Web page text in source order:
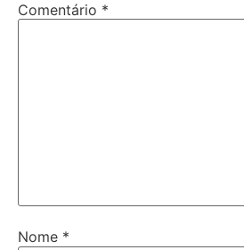
Comentário *
Nome *